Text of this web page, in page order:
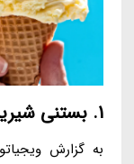
1. بستنی شیرینی بیگل | Everything Bagel
به گزارش